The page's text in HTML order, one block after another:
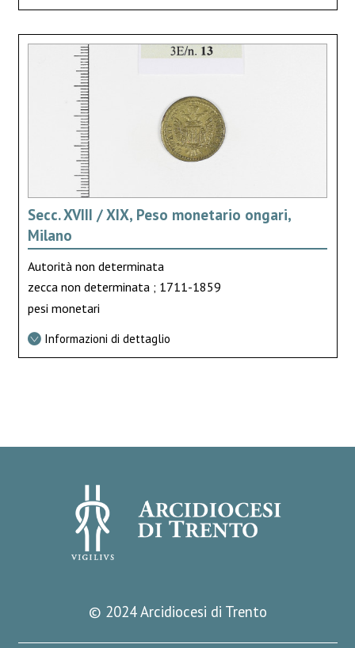
Secc. XVIII / XIX, Peso monetario ongari,
Milano
Autorità non determinata
zecca non determinata ; 1711-1859
pesi monetari
Informazioni di dettaglio
© 2024 Arcidiocesi di Trento